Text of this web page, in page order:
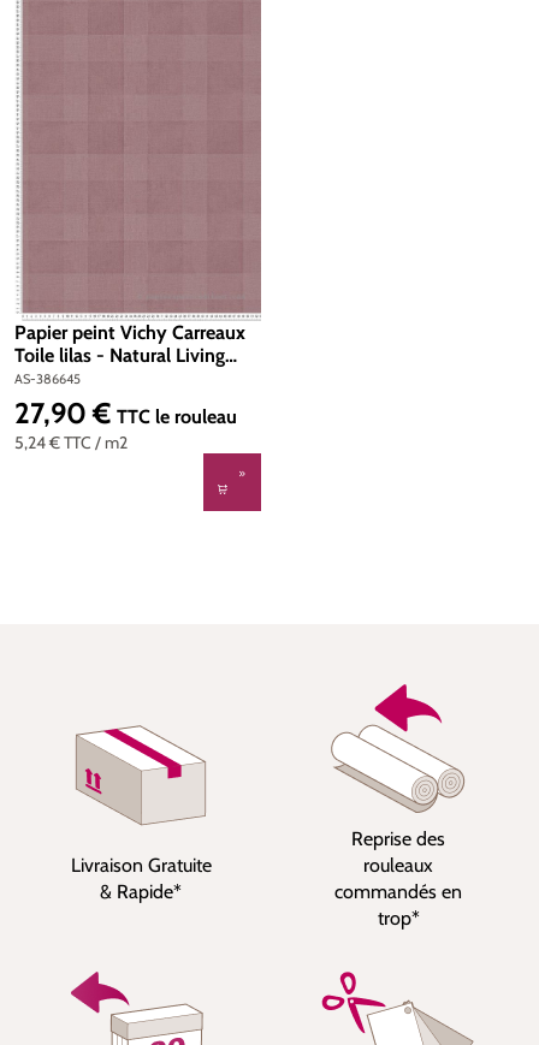
Papier peint Vichy Carreaux
Toile lilas - Natural Living
d'A.S. Création | Réf. AS-
386645
AS-386645
5,24 €TTC / m2
Prix régulier :
27,90 € TTC le rouleau
Livraison Gratuite
& Rapide*
Reprise des
rouleaux
commandés en
trop*